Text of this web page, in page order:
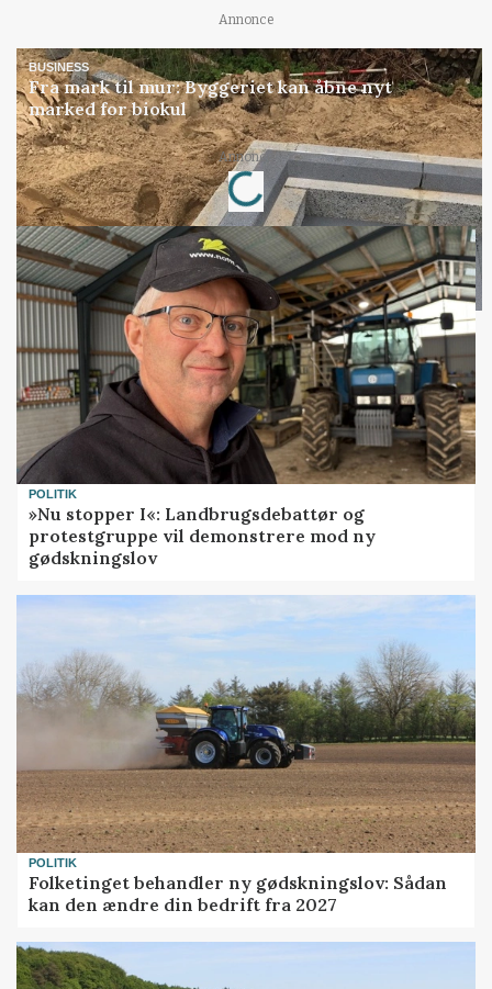
Annonce
BUSINESS
Fra mark til mur: Byggeriet kan åbne nyt
marked for biokul
Annonce
Loading...
POLITIK
»Nu stopper I«: Landbrugsdebattør og
protestgruppe vil demonstrere mod ny
gødskningslov
POLITIK
Folketinget behandler ny gødskningslov: Sådan
kan den ændre din bedrift fra 2027